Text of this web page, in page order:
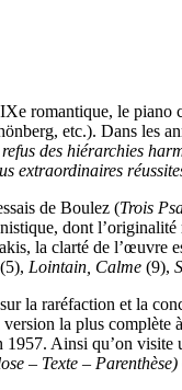
romantique, le piano
etc.). Dans les
des hiérarchies
extraordinaires
de Boulez (Trois
dont l’originalité
la clarté de l’œuvre
Lointain, Calme (9),
la raréfaction et la
la plus
1957. Ainsi qu’on
– Texte – Parenthèse)